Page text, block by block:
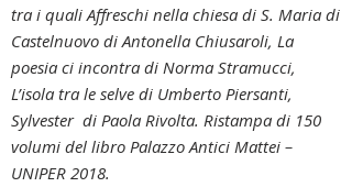
tra i quali Affreschi nella chiesa di S. Maria di
Castelnuovo di Antonella Chiusaroli, La
poesia ci incontra di Norma Stramucci,
L’isola tra le selve di Umberto Piersanti,
Sylvester di Paola Rivolta. Ristampa di 150
volumi del libro Palazzo Antici Mattei –
UNIPER 2018.